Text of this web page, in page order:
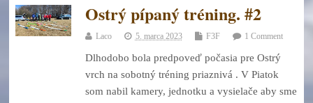
Ostrý pípaný tréning. #2
Laco 5. marca 2023 F3F 1 Comment
Dlhodobo bola predpoveď počasia pre Ostrý
vrch na sobotný tréning priaznivá . V Piatok
som nabil kamery, jednotku a vysielače aby sme